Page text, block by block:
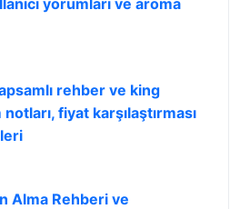
rehber ve king
fiyat karşılaştırması
Alma Rehberi ve